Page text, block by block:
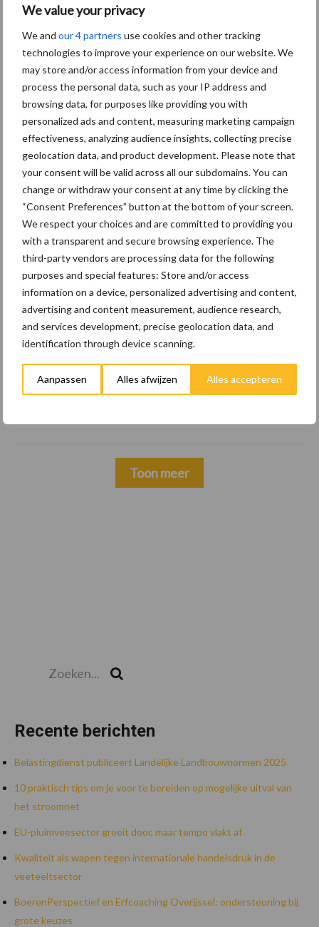
We value your privacy
We and our 4 partners use cookies and other tracking
technologies to improve your experience on our website. We
may store and/or access information from your device and
process the personal data, such as your IP address and
browsing data, for purposes like providing you with
personalized ads and content, measuring marketing campaign
effectiveness, analyzing audience insights, collecting precise
geolocation data, and product development. Please note that
your consent will be valid across all our subdomains. You can
change or withdraw your consent at any time by clicking the
“Consent Preferences” button at the bottom of your screen.
We respect your choices and are committed to providing you
with a transparent and secure browsing experience. The
third-party vendors are processing data for the following
purposes and special features: Store and/or access
information on a device, personalized advertising and content,
advertising and content measurement, audience research,
and services development, precise geolocation data, and
identification through device scanning.
Aanpassen Alles afwijzen Alles accepteren
Primaire
Sidebar
Recent nieuws Partner nieuws
8 jan
Belastingdienst publiceert
Landelijke Landbouwnormen 2025
10 praktisch tips om je voor te
stroomnet
EU-pluimveesector groeit door,
maar tempo vlakt af
22 dec
Kwaliteit als wapen tegen
internationale handelsdruk in de
veeteeltsector
22 dec
BoerenPerspectief en Erfcoaching
Overijssel: ondersteuning bij grote
Toon meer
Recente berichten
Belastingdienst publiceert Landelijke Landbouwnormen 2025
10 praktisch tips om je voor te bereiden op mogelijke uitval van
het stroomnet
EU-pluimveesector groeit door, maar tempo vlakt af
Kwaliteit als wapen tegen internationale handelsdruk in de
veeteeltsector
BoerenPerspectief en Erfcoaching Overijssel: ondersteuning bij
grote keuzes